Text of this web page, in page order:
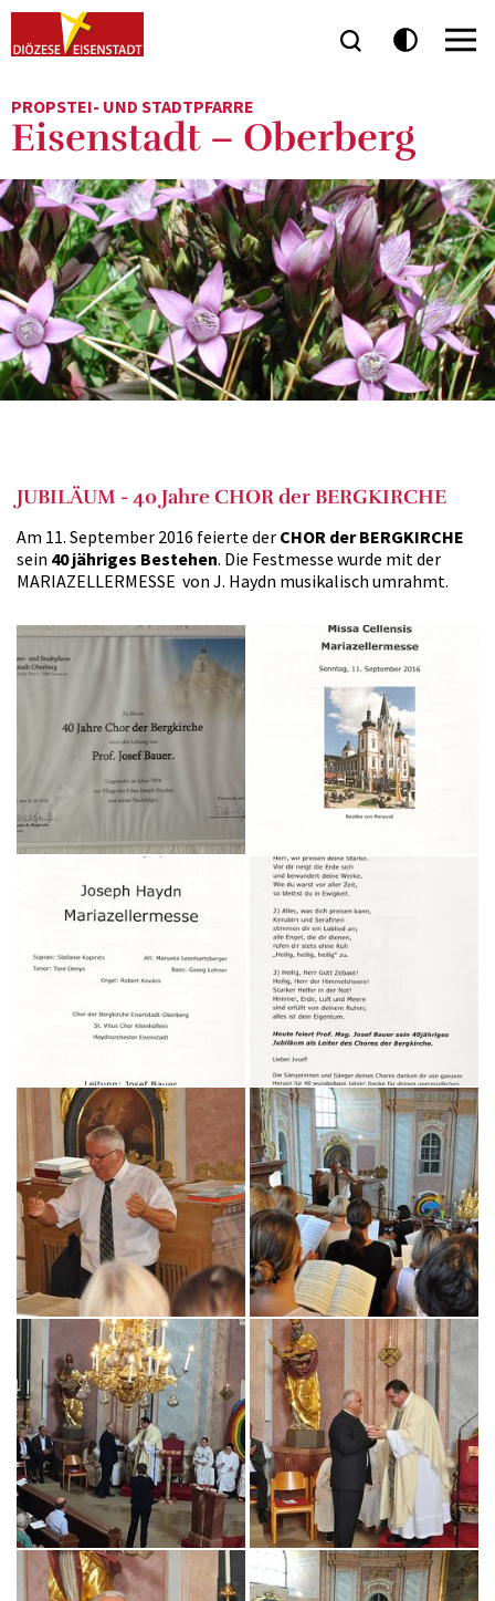
PROPSTEI- UND STADTPFARRE
Eisenstadt – Oberberg
JUBILÄUM - 40 Jahre CHOR der BERGKIRCHE
Am 11. September 2016 feierte der CHOR der BERGKIRCHE
sein 40 jähriges Bestehen. Die Festmesse wurde mit der
MARIAZELLERMESSE von J. Haydn musikalisch umrahmt.